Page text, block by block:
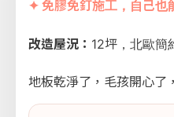
✦ 免膠免釘施工，自己也
改造屋況： 12坪，北歐簡
地板乾淨了，毛孩開心了